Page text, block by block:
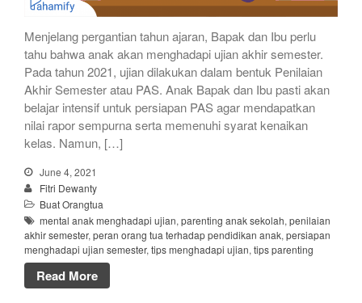
Menjelang pergantian tahun ajaran, Bapak dan Ibu perlu
tahu bahwa anak akan menghadapi ujian akhir semester.
Pada tahun 2021, ujian dilakukan dalam bentuk Penilaian
Akhir Semester atau PAS. Anak Bapak dan Ibu pasti akan
belajar intensif untuk persiapan PAS agar mendapatkan
nilai rapor sempurna serta memenuhi syarat kenaikan
kelas. Namun, […]
June 4, 2021
Fitri Dewanty
Buat Orangtua
mental anak menghadapi ujian, parenting anak sekolah, penilaian
akhir semester, peran orang tua terhadap pendidikan anak, persiapan
menghadapi ujian semester, tips menghadapi ujian, tips parenting
Read More